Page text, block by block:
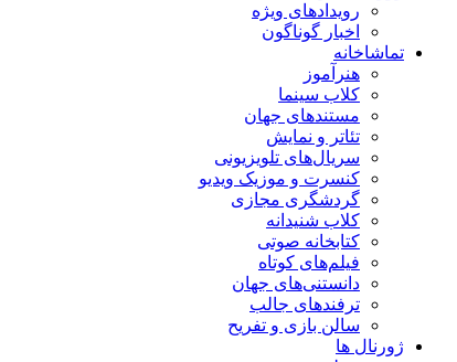
رویدادهای ویژه
اخبار گوناگون
تماشاخانه
هنرآموز
کلاب سینما
مستندهای جهان
تئاتر و نمایش
سریال‌های تلویزیونی
کنسرت و موزیک ویدیو
گردشگری مجازی
کلاب شنیدانه
کتابخانه صوتی
فیلم‌های کوتاه
دانستنی‌های جهان
ترفندهای جالب
سالن بازی و تفریح
ژورنال ها